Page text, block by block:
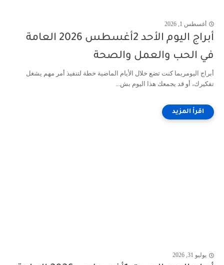
أغسطس 1, 2026
أبراج اليوم الأحد 2أغسطس 2026 العامة
في الحب والعمل والصحة
أبراج اليومربما كنت تضع خلال الأيام الماضية خطة لتنفيذ أمر مهم يشغل
تفكيرك، أو قد يجمعك هذا اليوم بش...
يوليو 31, 2026